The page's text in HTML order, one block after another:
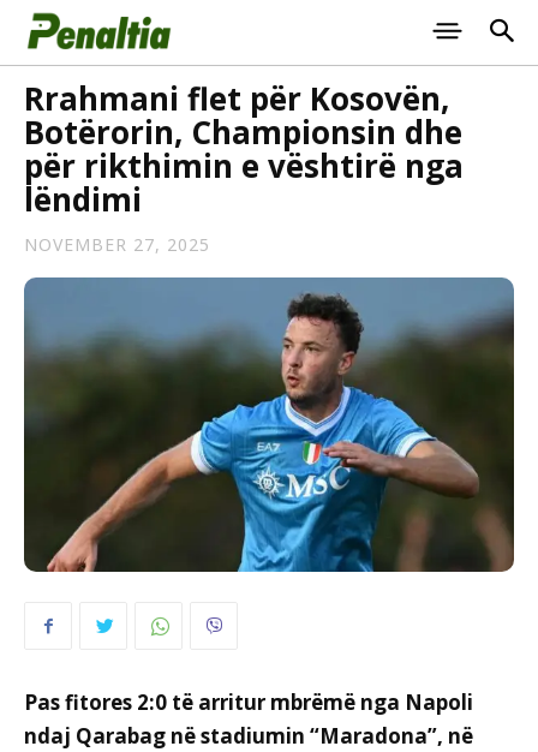
Rrahmani flet për Kosovën,
Botërorin, Championsin dhe
për rikthimin e vështirë nga
lëndimi
NOVEMBER 27, 2025
Pas fitores 2:0 të arritur mbrëmë nga Napoli
ndaj Qarabag në stadiumin “Maradona”, në